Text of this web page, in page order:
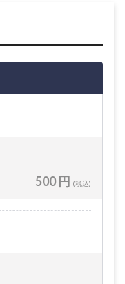
500 円 (税込)